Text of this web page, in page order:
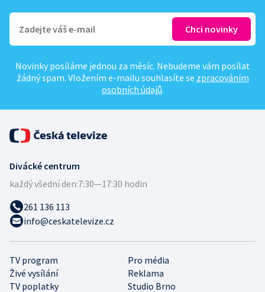
Novinky posíláme jednou za měsíc. Nebudeme vám posílat
žádný spam. Vložením e-mailu souhlasíte se zpracováním
osobních údajů.